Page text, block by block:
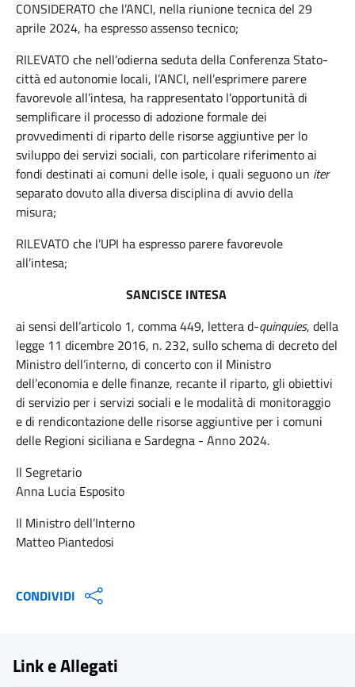
CONSIDERATO che l’ANCI, nella riunione tecnica del 29
aprile 2024, ha espresso assenso tecnico;
RILEVATO che nell’odierna seduta della Conferenza Stato-
città ed autonomie locali, l’ANCI, nell’esprimere parere
favorevole all’intesa, ha rappresentato l’opportunità di
semplificare il processo di adozione formale dei
provvedimenti di riparto delle risorse aggiuntive per lo
sviluppo dei servizi sociali, con particolare riferimento ai
fondi destinati ai comuni delle isole, i quali seguono un iter
separato dovuto alla diversa disciplina di avvio della
misura;
RILEVATO che l’UPI ha espresso parere favorevole
all’intesa;
SANCISCE INTESA
ai sensi dell’articolo 1, comma 449, lettera d-quinquies, della
legge 11 dicembre 2016, n. 232, sullo schema di decreto del
Ministro dell’interno, di concerto con il Ministro
dell’economia e delle finanze, recante il riparto, gli obiettivi
di servizio per i servizi sociali e le modalità di monitoraggio
e di rendicontazione delle risorse aggiuntive per i comuni
delle Regioni siciliana e Sardegna - Anno 2024.
Il Segretario
Anna Lucia Esposito
Il Ministro dell’Interno
Matteo Piantedosi
CONDIVIDI
Link e Allegati